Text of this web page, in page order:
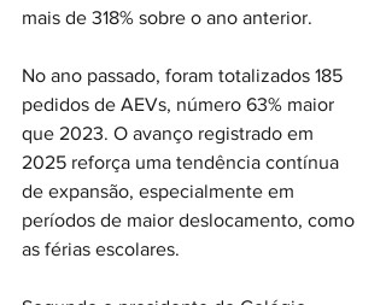
mais de 318% sobre o ano anterior.
No ano passado, foram totalizados 185
pedidos de AEVs, número 63% maior
que 2023. O avanço registrado em
2025 reforça uma tendência contínua
de expansão, especialmente em
períodos de maior deslocamento, como
as férias escolares.